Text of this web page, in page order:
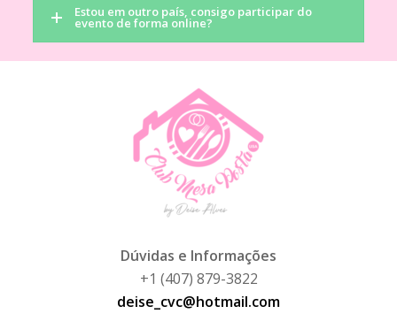
Estou em outro país, consigo participar do
evento de forma online?
Dúvidas e Informações
+1 (407) 879-3822
deise_cvc@hotmail.com